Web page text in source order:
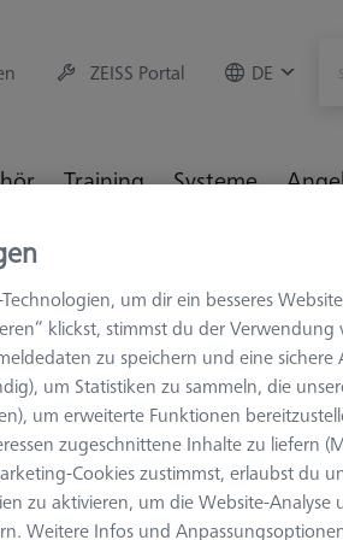
ZEISS Portal DE
Training Systeme
M8/M6, 2
um dir ein besseres
klickst, stimmst du der Verwendung
zu speichern und eine sichere
um Statistiken zu sammeln, die
um erweiterte Funktionen
zugeschnittene Inhalte zu liefern
Cookies zustimmst, erlaubst du
zu aktivieren, um die Website-Analyse
Weitere Infos und